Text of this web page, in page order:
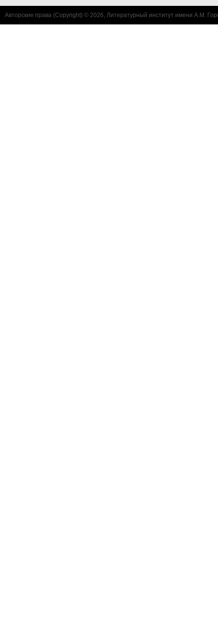
Авторские права (Copyright) © 2026, Литературный институт имени А.М.